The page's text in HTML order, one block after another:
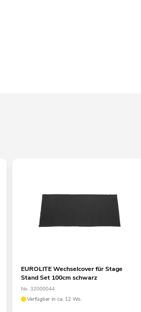
EUROLITE Wechselcover für Stage
Stand Set 100cm schwarz
No. 32000044
Verfügbar in ca. 12 Wo.